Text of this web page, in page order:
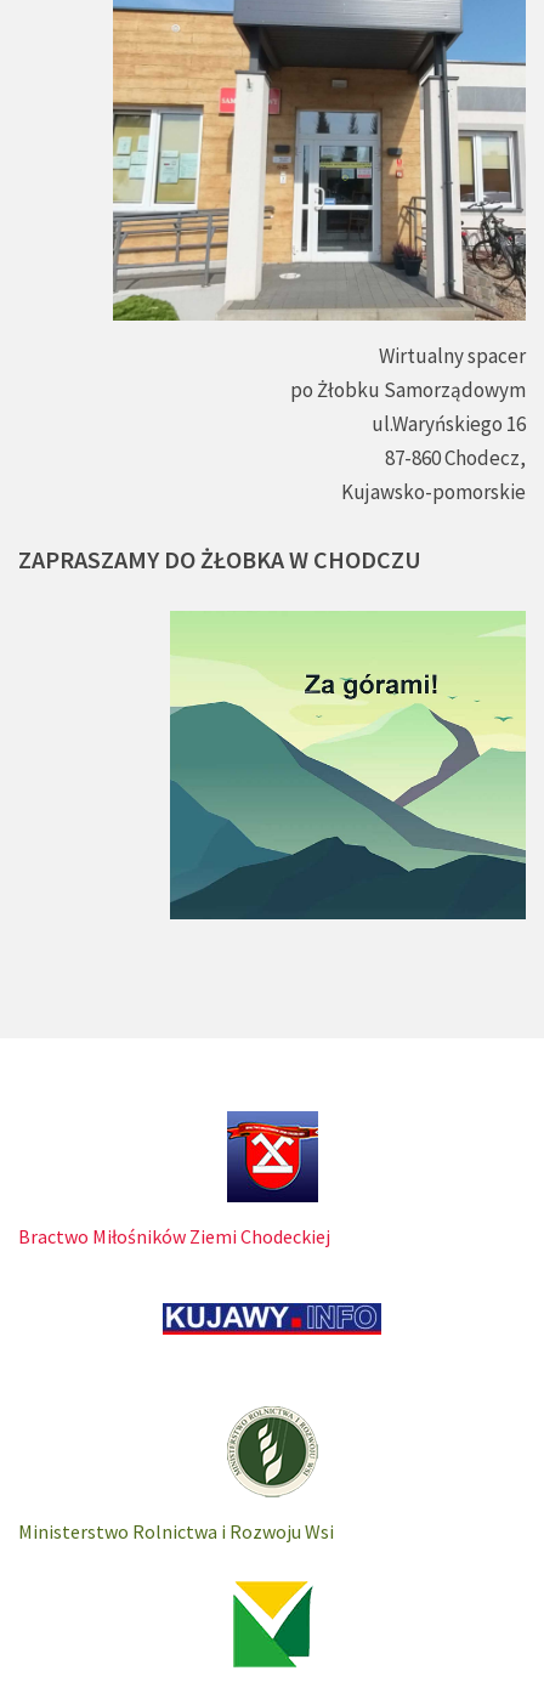
Wirtualny spacer
po Żłobku Samorządowym
ul.Waryńskiego 16
87-860 Chodecz,
Kujawsko-pomorskie
ZAPRASZAMY DO ŻŁOBKAW CHODCZU
Bractwo Miłośników Ziemi Chodeckiej
Ministerstwo Rolnictwa i Rozwoju Wsi